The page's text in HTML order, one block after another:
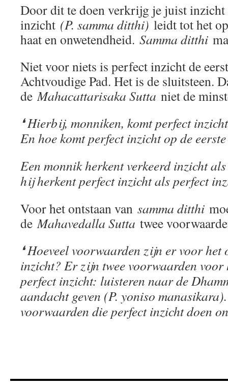
Door dit te doen verkrijg je juist inzicht
inzicht (P. samma ditthi) leidt tot het
haat en onwetendheid. Samma ditthi
Niet voor niets is perfect inzicht de
Achtvoudige Pad. Het is de sluitsteen.
de Mahacattarisaka Sutta niet de
❛ Hierbij, monniken, komt perfect
En hoe komt perfect inzicht op de
Een monnik herkent verkeerd inzicht
hij herkent perfect inzicht als perfect
Voor het ontstaan van samma ditthi
de Mahavedalla Sutta twee
❛ Hoeveel voorwaarden zijn er voor
inzicht? Er zijn twee voorwaarden voor
perfect inzicht: luisteren naar de
aandacht geven (P. yoniso
voorwaarden die perfect inzicht doen